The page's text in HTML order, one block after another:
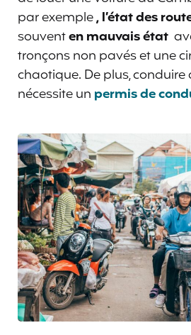
par exemple, l’état des
souventen mauvais état
tronçons non pavés et une
chaotique. De plus,
nécessite un permis de